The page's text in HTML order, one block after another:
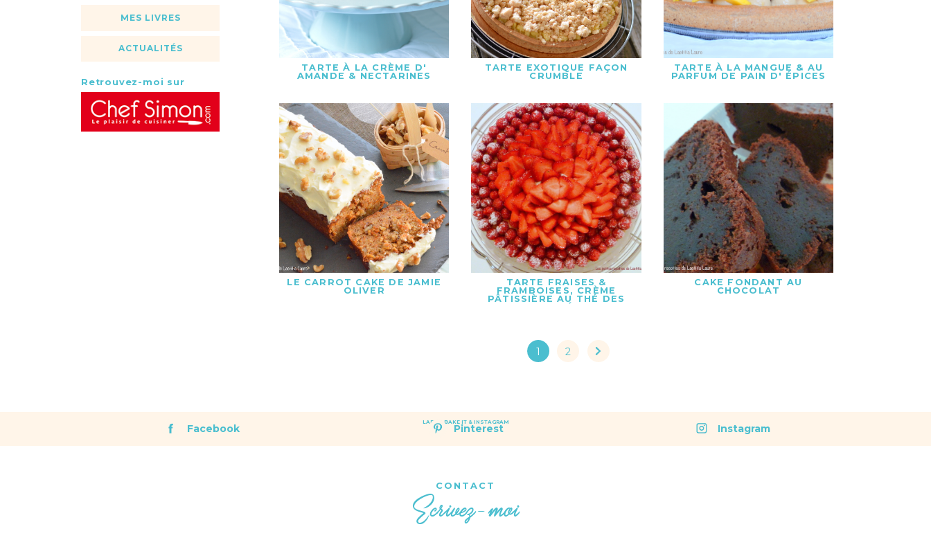
MES LIVRES
ACTUALITÉS
Retrouvez-moi sur
TARTE À LA CRÈME D'
AMANDE & NECTARINES
TARTE EXOTIQUE FAÇON
CRUMBLE
TARTE À LA MANGUE & AU
PARFUM DE PAIN D' ÉPICES
LE CARROT CAKE DE JAMIE
OLIVER
TARTE FRAISES &
FRAMBOISES, CRÈME
PÂTISSIÈRE AU THÉ DES
VAHINÉS
CAKE FONDANT AU
CHOCOLAT
1 2
LAET'S BAKE IT & INSTAGRAM
Facebook Pinterest Instagram
CONTACT
Ecrivez-moi